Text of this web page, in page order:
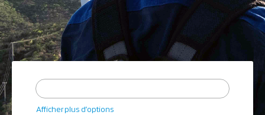
Afficher plus d’options